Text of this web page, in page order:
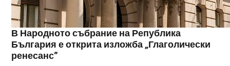
В Народното събрание на Република
България е открита изложба „Глаголически
ренесанс”